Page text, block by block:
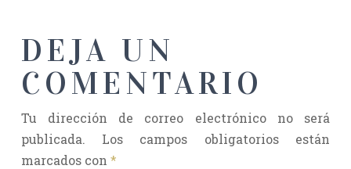
DEJA UN
COMENTARIO
Tu dirección de correo electrónico no será
publicada.
Los campos obligatorios están
marcados con *